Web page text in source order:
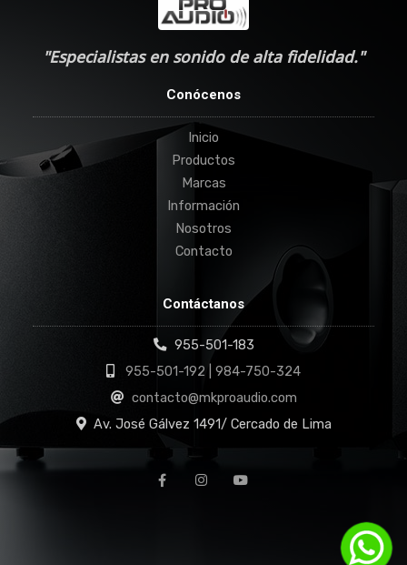
"Especialistas en sonido de alta fidelidad."
Conócenos
Inicio
Productos
Marcas
Información
Nosotros
Contacto
Contáctanos
955-501-183
955-501-192 | 984-750-324
contacto@mkproaudio.com
Av. José Gálvez 1491/ Cercado de Lima